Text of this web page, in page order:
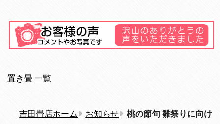
置き畳 一覧
吉田畳店ホーム お知らせ
桃の節句 雛祭りに向け